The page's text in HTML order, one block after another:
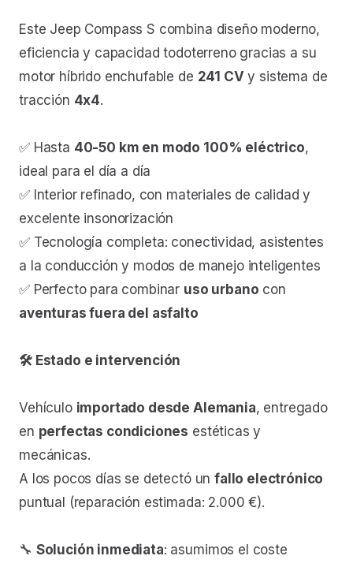
Este Jeep Compass S combina diseño moderno,
eficiencia y capacidad todoterreno gracias a su
motor híbrido enchufable de 241 CV y sistema de
tracción 4x4.
✅ Hasta 40-50 km en modo 100% eléctrico,
ideal para el día a día
✅ Interior refinado, con materiales de calidad y
excelente insonorización
✅ Tecnología completa: conectividad, asistentes
a la conducción y modos de manejo inteligentes
✅ Perfecto para combinar uso urbano con
aventuras fuera del asfalto
🛠️ Estado e intervención
Vehículo importado desde Alemania, entregado
en perfectas condiciones estéticas y
mecánicas.
A los pocos días se detectó unfallo electrónico
puntual (reparación estimada: 2.000 €).
🔧 Solución inmediata: asumimos el coste